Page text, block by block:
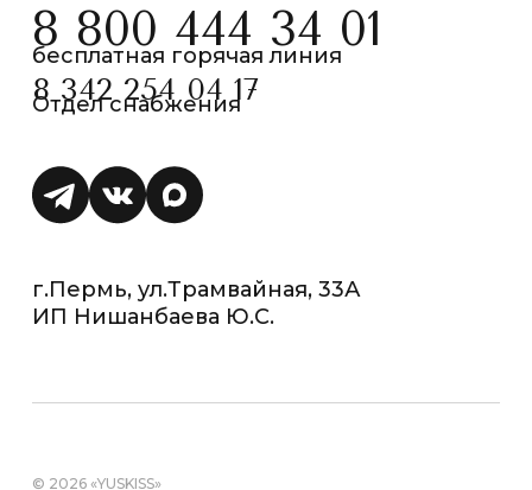
8 800 444 34 01
бесплатная горячая линия
8 342 254 04 17
Отдел снабжения
г.Пермь, ул.Трамвайная, 33А
ИП Нишанбаева Ю.С.
© 2026 «YUSKISS»